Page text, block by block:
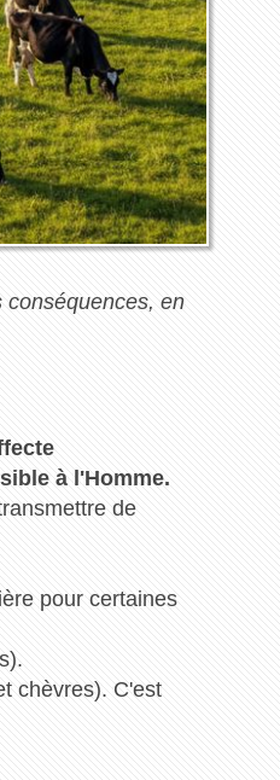
conséquences, en
à l'Homme.
de
pour certaines
chèvres). C'est